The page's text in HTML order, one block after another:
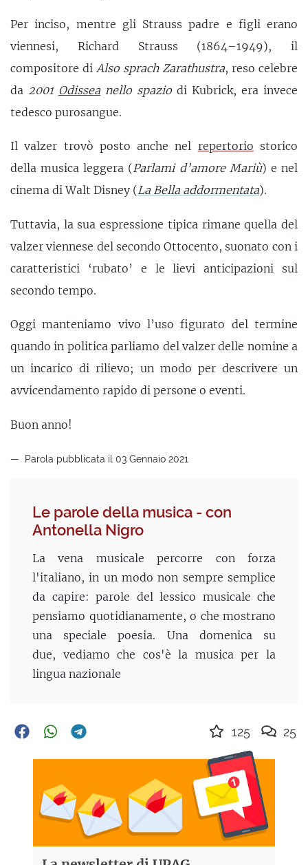
Per inciso, mentre gli Strauss padre e figli erano
viennesi, Richard Strauss (1864–1949), il
compositore di Also sprach Zarathustra, reso celebre
da 2001 Odisseanello spazio di Kubrick, era invece
tedesco purosangue.
Il valzer trovò posto anche nel repertorio storico
della musica leggera (Parlami d’amore Mariù) e nel
cinema di Walt Disney (La Bella addormentata).
Tuttavia, la sua espressione tipica rimane quella del
valzer viennese del secondo Ottocento, suonato con i
caratteristici ‘rubato’ e le lievi anticipazioni sul
secondo tempo.
Oggi manteniamo vivo l’uso figurato del termine
quando in politica parliamo del valzer delle nomine a
un incarico di rilievo; un modo per descrivere un
avvicendamento rapido di persone o eventi.
Buon anno!
Parola pubblicata il 03 Gennaio 2021
Le parole della musica - con
Antonella Nigro
La vena musicale percorre con forza
l'italiano, in un modo non sempre semplice
da capire: parole del lessico musicale che
pensiamo quotidianamente, o che mostrano
una speciale poesia. Una domenica su
due, vediamo che cos'è la musica per la
lingua nazionale
125 25